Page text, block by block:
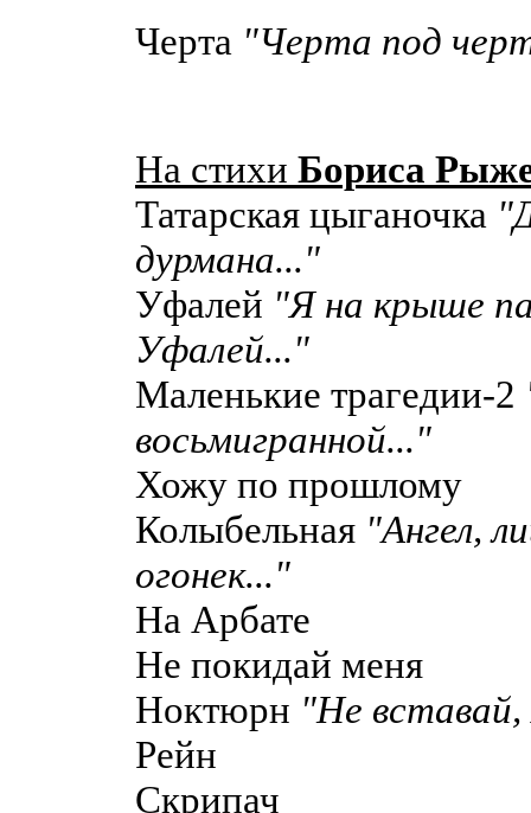
Черта "Черта под
На стихи Бориса
Татарская цыганочка
дурмана..."
Уфалей "Я на крыше
Уфалей..."
Маленькие трагедии-2
восьмигранной..."
Хожу по прошлому
Колыбельная "Ангел,
огонек..."
На Арбате
Не покидай меня
Ноктюрн "Не
Рейн
Скрипач